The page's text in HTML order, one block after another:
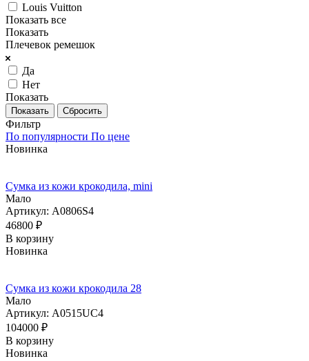
Louis Vuitton
Показать все
Показать
Плечевок ремешок
Да
Нет
Показать
Сбросить
Фильтр
По популярности По цене
Новинка
Сумка из кожи крокодила, mini
Мало
Артикул: A0806S4
46800 ₽
В корзину
Новинка
Сумка из кожи крокодила 28
Мало
Артикул: A0515UC4
104000 ₽
В корзину
Новинка